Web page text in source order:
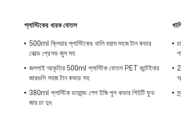
প্লাস্টিকের ধারক বোতল
500ml ক্লিয়ার প্লাস্টিকের খালি বয়াম সহজ টান কভার
কোল্ড প্রেসড জুস সহ
জলপাই আকৃতির 500ml প্লাস্টিক বোতল PET কন্টেইনার
জারগুলি সহজ টান কভার সহ
380ml প্লাস্টিক ডায়মন্ড শেপ ইজি পুল কভার পিইটি ফুড
জার চা দুধ